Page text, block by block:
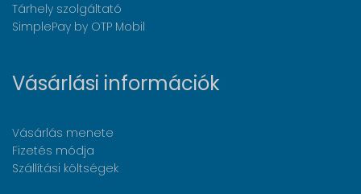
Tárhely szolgáltató
SimplePay by OTP Mobil
Vásárlási információk
Vásárlás menete
Fizetés módja
Szállítási költségek